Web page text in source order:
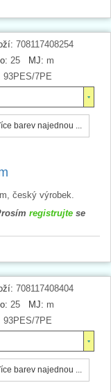
708117408254
25 MJ: m
93PES/7PE
barev najednou ...
český výrobek.
registrujte se
708117408404
25 MJ: m
93PES/7PE
barev najednou ...